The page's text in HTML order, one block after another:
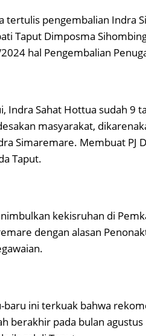
tertulis pengembalian Indra
Taput Dimposma
hal Pengembalian
Indra Sahat Hottua sudah 9
masyarakat,
Simaremare. Membuat PJ
Taput.
kekisruhan di
dengan alasan
baru ini terkuak bahwa
berakhir pada bulan